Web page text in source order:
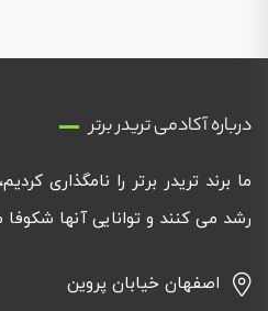
درباره آکادمی تریدر برتر
ما برند تریدر برتر را نامگذاری
رشد می کنند و توانایی آنها
اصفهان خیابان پروین